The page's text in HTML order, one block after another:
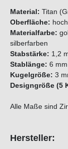
Material: Titan
Oberfläche:
Materialfarbe:
silberfarben
Stabstärke: 1,2
Stablänge: 6 mm
Kugelgröße: 3
Designgröße (5
Alle Maße sind
Hersteller: